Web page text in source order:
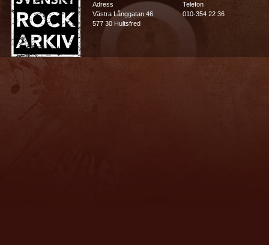
Adress
Västra Långgatan 46
577 30 Hultsfred
Telefon
010-354 22 36